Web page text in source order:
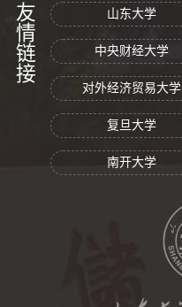
友情链接 山东大学
中央财经大学
对外经济贸易大学
复旦大学
南开大学